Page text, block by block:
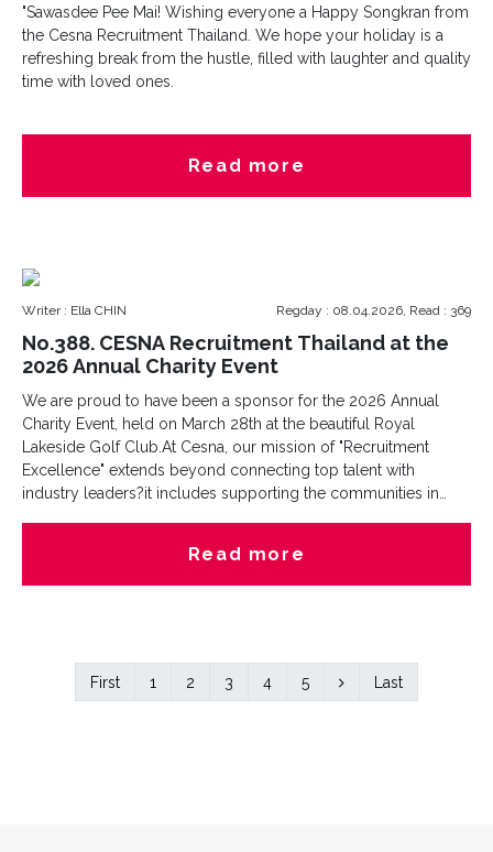
"Sawasdee Pee Mai! Wishing everyone a Happy Songkran from
the Cesna Recruitment Thailand. We hope your holiday is a
refreshing break from the hustle, filled with laughter and quality
time with loved ones.
Read more
Writer : Ella CHIN Regday : 08.04.2026, Read : 369
No.388. CESNA Recruitment Thailand at the
2026 Annual Charity Event
We are proud to have been a sponsor for the 2026 Annual
Charity Event, held on March 28th at the beautiful Royal
Lakeside Golf Club.At Cesna, our mission of "Recruitment
Excellence" extends beyond connecting top talent with
industry leaders?it includes supporting the communities in
to such a meaningful cause.A sincere thank you to the KTCC
team for organizing a spectacular day on the green and for
Read more
First 1 2 3 4 5 Last